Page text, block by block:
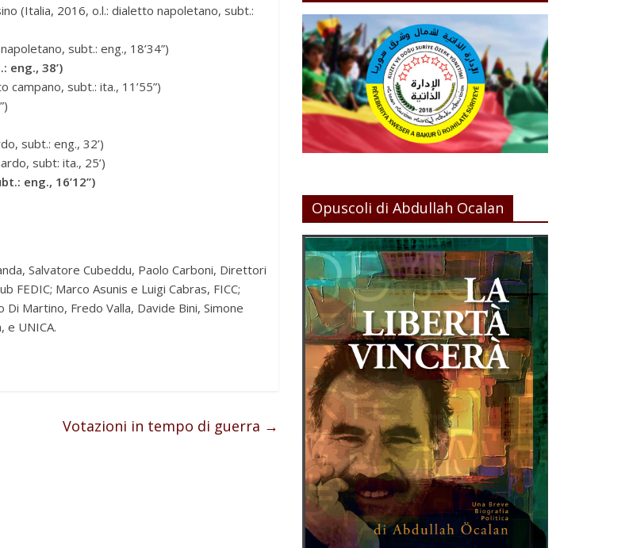
(Italia, 2016, o.l.: dialetto napoletano, subt.:
subt.: eng., 18’34”)
eng., 38’)
campano, subt.: ita., 11’55”)
subt.: eng., 32’)
subt: ita., 25’)
eng., 16’12”)
Salvatore Cubeddu, Paolo Carboni, Direttori
FEDIC; Marco Asunis e Luigi Cabras, FICC;
Di Martino, Fredo Valla, Davide Bini, Simone
e UNICA.
Votazioni in tempo di guerra →
Opuscoli di Abdullah Ocalan